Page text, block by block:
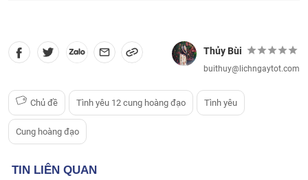
Thủy Bùi
buithuy@lichngaytot.com
Chủ đề Tình yêu 12 cung hoàng đạo Tình yêu
Cung hoàng đạo